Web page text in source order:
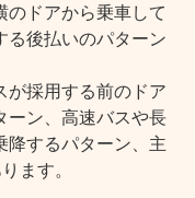
のドアから乗車して
る後払いのパターン
が採用する前のドア
ーン、高速バスや長
降するパターン、主
ます。